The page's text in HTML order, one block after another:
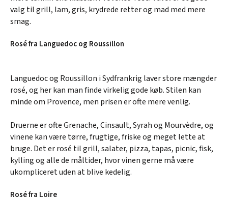
valg til grill, lam, gris, krydrede retter og mad med mere
smag.
Rosé fra Languedoc og Roussillon
Languedoc og Roussillon i Sydfrankrig laver store mængder
rosé, og her kan man finde virkelig gode køb. Stilen kan
minde om Provence, men prisen er ofte mere venlig.
Druerne er ofte Grenache, Cinsault, Syrah og Mourvèdre, og
vinene kan være tørre, frugtige, friske og meget lette at
bruge. Det er rosé til grill, salater, pizza, tapas, picnic, fisk,
kylling og alle de måltider, hvor vinen gerne må være
ukompliceret uden at blive kedelig.
Rosé fra Loire